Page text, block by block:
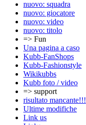
nuovo: squadra
nuovo: giocatore
nuovo: video
nuovo: titolo
=> Fun
Una pagina a caso
Kubb-FanShops
Kubb-Fashionstyle
Wikikubbs
Kubb foto / video
=> support
risultato mancante!!!
Ultime modifiche
Link us